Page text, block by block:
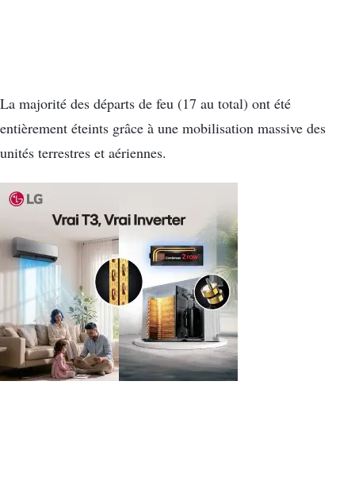
La majorité des départs de feu (17 au total) ont été
entièrement éteints grâce à une mobilisation massive des
unités terrestres et aériennes.